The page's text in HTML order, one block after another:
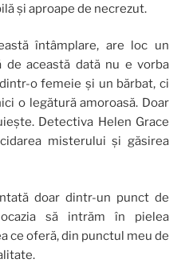
și aproape de necrezut.
întâmplare, are loc un
de această dată nu e vorba
o femeie și un bărbat, ci
o legătură amoroasă. Doar
Detectiva Helen Grace
misterului și găsirea
doar dintr-un punct de
să intrăm în pielea
ce oferă, din punctul meu de